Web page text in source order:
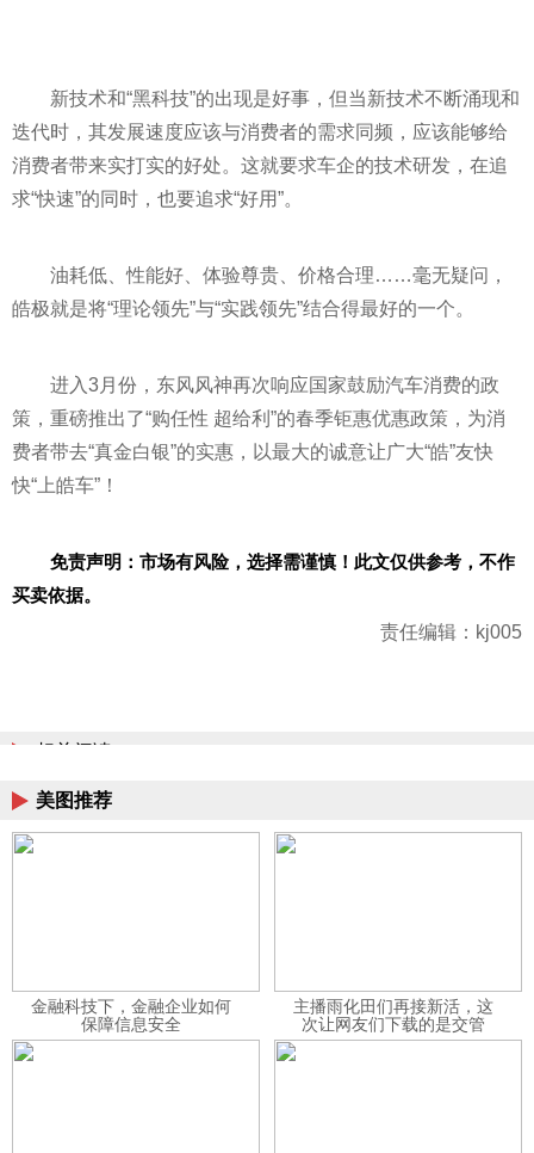
新技术和“黑科技”的出现是好事，但当新技术不断涌现和
迭代时，其发展速度应该与消费者的需求同频，应该能够给
消费者带来实打实的好处。这就要求车企的技术研发，在追
求“快速”的同时，也要追求“好用”。
油耗低、性能好、体验尊贵、价格合理……毫无疑问，
皓极就是将“理论领先”与“实践领先”结合得最好的一个。
进入3月份，东风风神再次响应国家鼓励汽车消费的政
策，重磅推出了“购任性 超给利”的春季钜惠优惠政策，为消
费者带去“真金白银”的实惠，以最大的诚意让广大“皓”友快
快“上皓车”！
免责声明：市场有风险，选择需谨慎！此文仅供参考，不作
买卖依据。
责任编辑：kj005
相关阅读
美图推荐
金融科技下，金融企业如何
保障信息安全
主播雨化田们再接新活，这
次让网友们下载的是交管
12123APP